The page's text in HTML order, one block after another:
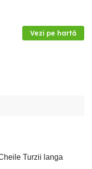
Vezi pe hartă
Turzii langa